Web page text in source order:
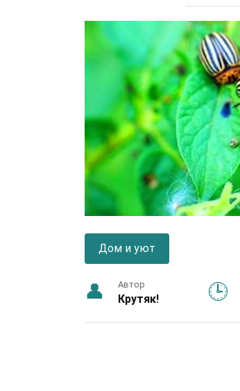
Дом и уют
Автор
Крутяк!